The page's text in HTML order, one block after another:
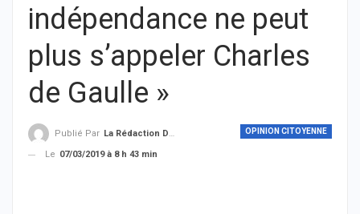
indépendance ne peut
plus s’appeler Charles
de Gaulle »
OPINION CITOYENNE
Publié Par La Rédaction De THIEYSENEGAL.com
Le 07/03/2019 à 8 h 43 min